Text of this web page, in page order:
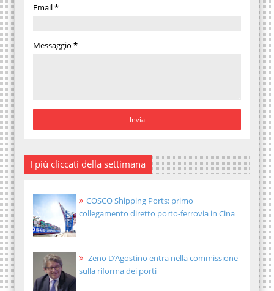
Email*
Messaggio *
I più cliccati della settimana
COSCO Shipping Ports: primo
collegamento diretto porto-ferrovia in Cina
Zeno D’Agostino entra nella commissione
sulla riforma dei porti